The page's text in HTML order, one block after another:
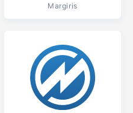
Margiris